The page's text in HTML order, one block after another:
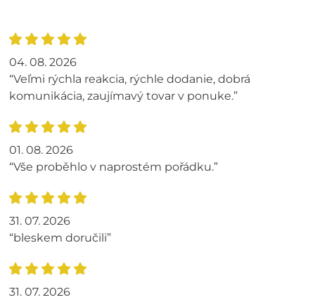
04. 08. 2026
“Veľmi rýchla reakcia, rýchle dodanie, dobrá
komunikácia, zaujímavý tovar v ponuke.”
01. 08. 2026
“Vše proběhlo v naprostém pořádku.”
31. 07. 2026
“bleskem doručili”
31. 07. 2026